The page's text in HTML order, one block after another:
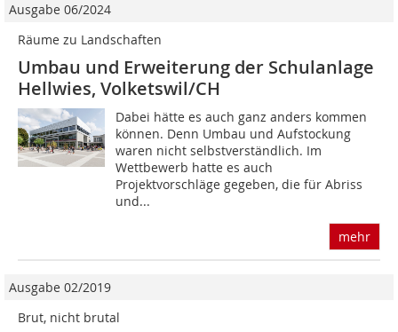
Ausgabe 06/2024
Räume zu Landschaften
Umbau und Erweiterung der Schulanlage
Hellwies, Volketswil/CH
Dabei hätte es auch ganz anders kommen
können. Denn Umbau und Aufstockung
waren nicht selbstverständlich. Im
Wettbewerb hatte es auch
Projektvorschläge gegeben, die für Abriss
und...
mehr
Ausgabe 02/2019
Brut, nicht brutal